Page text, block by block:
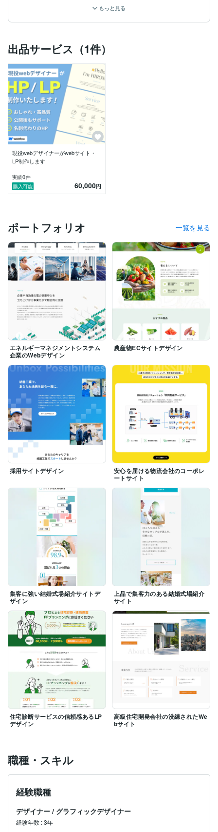
・サイトやLPを作りたいけど、時間がない…
デザインも、文章も、ゼロからで大丈夫です。
あなたの「理想の世界観」や「こだわり」を大切にしな
がら、
一緒に、“あなたらしさ”が伝わる世界に一つだけのサイ
トを作りましょう^^
■ 実績例やサンプルはお気軽にお問合せください
■ 平日は基本的に24時間以内に返信しております
もっと見る
出品サービス（1件）
現役webデザイナーがwebサイト・
LP制作します
実績0件
購入可能
60,000円
ポートフォリオ 一覧を見る
エネルギーマネジメントシステム
企業のWebデザイン
農産物ECサイトデザイン
採用サイトデザイン
安心を届ける物流会社のコーポレ
ートサイト
集客に強い結婚式場紹介サイトデ
ザイン
上品で集客力のある結婚式場紹介
サイト
住宅診断サービスの信頼感あるLP
デザイン
高級住宅開発会社の洗練されたWe
bサイト
職種・スキル
経験職種
デザイナー / グラフィックデザイナー
経験年数 :3年